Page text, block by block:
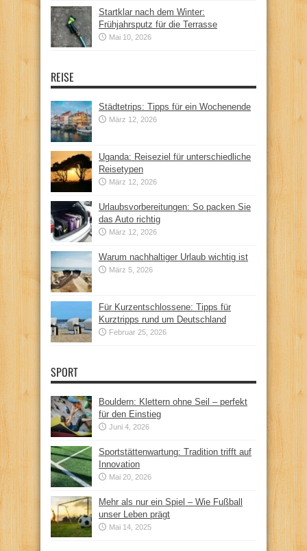
Startklar nach dem Winter:
Frühjahrsputz für die Terrasse
Mai 10, 2026
REISE
Städtetrips: Tipps für ein Wochenende
März 12, 2026
Uganda: Reiseziel für unterschiedliche
Reisetypen
März 12, 2026
Urlaubsvorbereitungen: So packen Sie
das Auto richtig
März 12, 2026
Warum nachhaltiger Urlaub wichtig ist
März 5, 2026
Für Kurzentschlossene: Tipps für
Kurztripps rund um Deutschland
Februar 25, 2026
SPORT
Bouldern: Klettern ohne Seil – perfekt
für den Einstieg
Juni 4, 2026
Sportstättenwartung: Tradition trifft auf
Innovation
Mai 20, 2026
Mehr als nur ein Spiel – Wie Fußball
unser Leben prägt
Mai 14, 2025